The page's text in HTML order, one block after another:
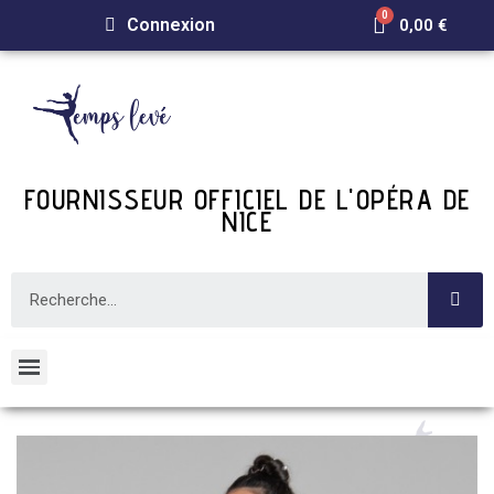
Connexion 0,00 €
FOURNISSEUR OFFICIEL DE L'OPÉRA DE
NICE